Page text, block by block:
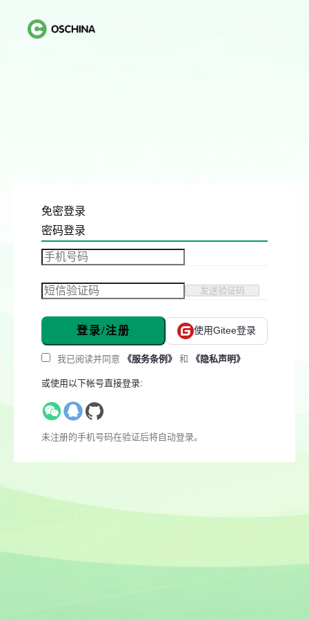
免密登录
密码登录
发送验证码
登录/注册 使用Gitee登录
我已阅读并同意 《服务条例》 和 《隐私声明》
或使用以下帐号直接登录:
未注册的手机号码在验证后将自动登录。